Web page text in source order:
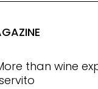
than wine